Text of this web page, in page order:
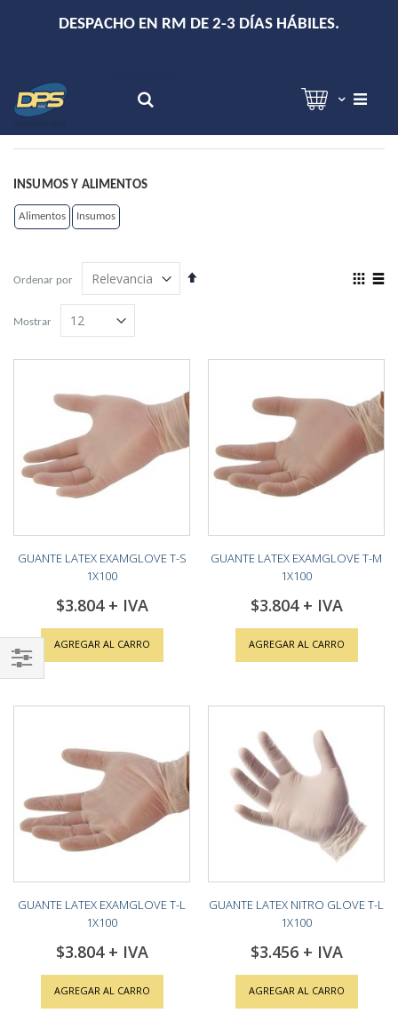
DESPACHO EN RM DE 2-3 DÍAS HÁBILES.
Ordenar por
Establecer
View
Mostrar
GUANTE LATEX EXAMGLOVE T-S
1X100
$3.804
AGREGAR AL CARRO
GUANTE LATEX EXAMGLOVE T-M
1X100
$3.804
AGREGAR AL CARRO
GUANTE LATEX EXAMGLOVE T-L
1X100
$3.804
AGREGAR AL CARRO
GUANTE LATEX NITRO GLOVE T-L
1X100
$3.456
AGREGAR AL CARRO
INSUMOS Y ALIMENTOS
Alimentos Insumos
Shop
By